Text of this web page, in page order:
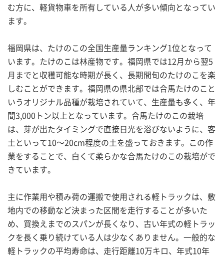
む方に、軽貨物車を所有している人が多い傾向となってい
ます。
福岡県は、たけのこの全国生産量ランキング1位となって
います。たけのこは林産物です。福岡県では12月から翌5
月までと収穫可能な時期が長く、長期間旬のたけのこを楽
しむことができます。福岡県の県北部では合馬たけのこと
いうオリジナル品種が栽培されていて、生産量も多く、年
間3,000トン以上となっています。合馬たけのこの栽培
は、芽が出たタイミングで直接日光を浴びないように、客
土といって10～20cm程度の土を盛っておきます。この作
業をすることで、白くて柔らかな合馬たけのこの栽培がで
きています。
主に作業用や積み荷の運搬で使用される軽トラックは、敷
地内での移動など決まった区間を走行することが多いた
め、買換えまでのスパンが長くなり、古い年式の軽トラッ
クを長く乗り続けている人は少なくありません。一般的な
軽トラックの平均寿命は、走行距離10万キロ、年式10年